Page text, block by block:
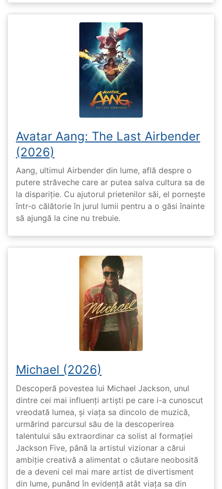
Avatar Aang: The Last Airbender
(2026)
Aang, ultimul Airbender din lume, află despre o
putere străveche care ar putea salva cultura sa de
la dispariție. Cu ajutorul prietenilor săi, el pornește
într-o călătorie în jurul lumii pentru a o găsi înainte
să ajungă la cine nu trebuie.
Michael (2026)
Descoperă povestea lui Michael Jackson, unul
dintre cei mai influenți artiști pe care i-a cunoscut
vreodată lumea, și viața sa dincolo de muzică,
urmărind parcursul său de la descoperirea
talentului său extraordinar ca solist al formației
Jackson Five, până la artistul vizionar a cărui
ambiție creativă a alimentat o căutare neobosită
de a deveni cel mai mare artist de divertisment
din lume, punând în evidență atât viața sa din